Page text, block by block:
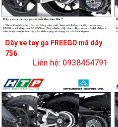
Dây xe tay ga FREEGO mã dây
756
Liên hệ: 0938454791